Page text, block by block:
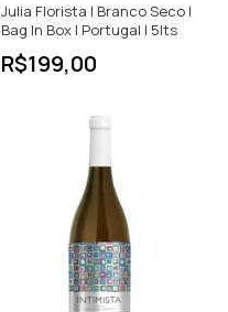
Julia Florista | Branco Seco |
Bag In Box | Portugal | 5lts
R$199,00